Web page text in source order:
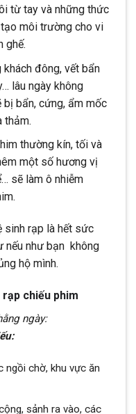
từ tay và những thức
môi trường cho vi
ghế.
đông, vết bẩn
lâu ngày không
bẩn, cứng, ẩm mốc
thảm.
thường kín, tối và
một số hương vị
sẽ làm ô nhiễm
sinh rạp là hết sức
nếu như bạn không
hộ mình.
chiếu phim
ngày:
ngồi chờ, khu vực ăn
sảnh ra vào, các